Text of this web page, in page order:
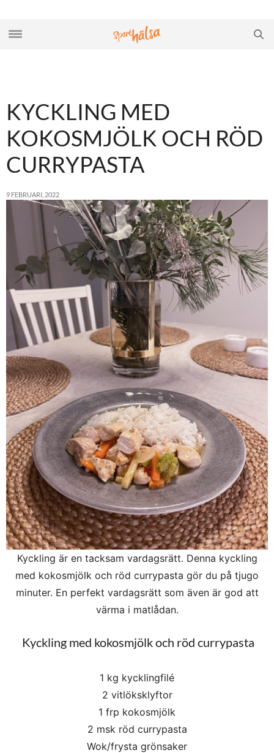
KYCKLING MED
KOKOSMJÖLK OCH RÖD
CURRYPASTA
9 FEBRUARI, 2022
Kyckling är en tacksam vardagsrätt. Denna kyckling
med kokosmjölk och röd currypasta gör du på tjugo
minuter. En perfekt vardagsrätt som även är god att
värma i matlådan.
Kyckling med kokosmjölk och röd currypasta
1 kg kycklingfilé
2 vitlöksklyftor
1 frp kokosmjölk
2 msk röd currypasta
Wok/frysta grönsaker